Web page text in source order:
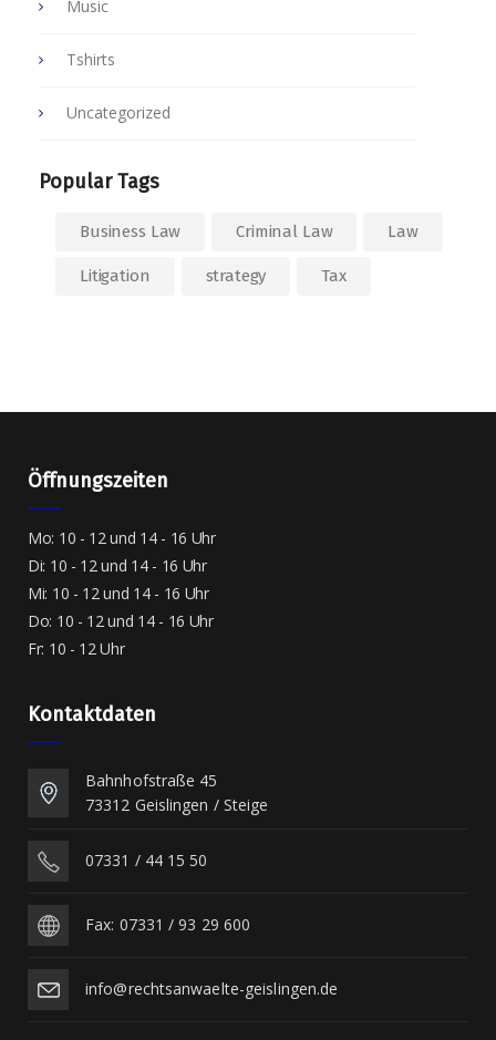
Music
Tshirts
Uncategorized
Popular Tags
Business Law Criminal Law Law
Litigation strategy Tax
Öffnungszeiten
Mo: 10 - 12 und 14 - 16 Uhr
Di: 10 - 12 und 14 - 16 Uhr
Mi: 10 - 12 und 14 - 16 Uhr
Do: 10 - 12 und 14 - 16 Uhr
Fr: 10 - 12 Uhr
Kontaktdaten
Bahnhofstraße 45
73312 Geislingen / Steige
07331 / 44 15 50
Fax: 07331 / 93 29 600
info@rechtsanwaelte-geislingen.de